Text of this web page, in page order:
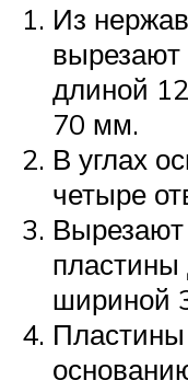
Из
вырезают
длиной
70 мм.
В углах
четыре
шириной